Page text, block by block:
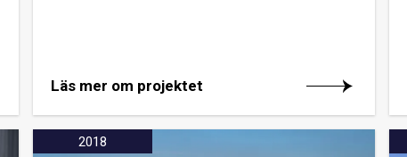
Läs mer om projektet
2018